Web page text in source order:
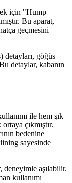
için "Hump
Bu aparat,
geçmesini
detayları, göğüs
detaylar, kabanın
ile hem şık
çıkmıştır.
bedenine
sayesinde
aşılabilir.
kullanımı